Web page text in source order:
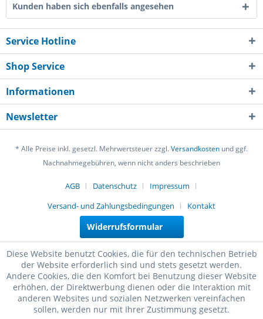
Kunden haben sich ebenfalls angesehen
Service Hotline
Shop Service
Informationen
Newsletter
* Alle Preise inkl. gesetzl. Mehrwertsteuer zzgl.Versandkosten und ggf.
Nachnahmegebühren, wenn nicht anders beschrieben
AGB Datenschutz
Impressum
Versand- und Zahlungsbedingungen
Kontakt
Widerrufsformular
Diese Website benutzt Cookies, die für den technischen Betrieb
der Website erforderlich sind und stets gesetzt werden.
Andere Cookies, die den Komfort bei Benutzung dieser Website
erhöhen, der Direktwerbung dienen oder die Interaktion mit
anderen Websites und sozialen Netzwerken vereinfachen
sollen, werden nur mit Ihrer Zustimmung gesetzt.